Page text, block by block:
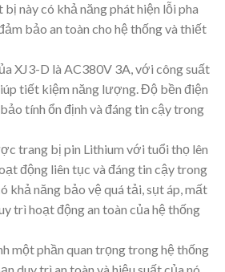
này có khả năng phát hiện lỗi pha
bảo an toàn cho hệ thống và thiết
XJ3-D là AC380V 3A, với công suất
tiết kiệm năng lượng. Độ bền điện
tính ổn định và đáng tin cậy trong
trang bị pin Lithium với tuổi thọ lên
động liên tục và đáng tin cậy trong
khả năng bảo vệ quá tải, sụt áp, mất
trì hoạt động an toàn của hệ thống
một phần quan trọng trong hệ thống